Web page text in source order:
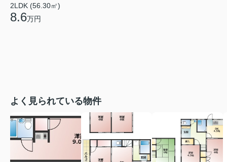
2LDK (56.30㎡)
8.6万円
よく見られている物件